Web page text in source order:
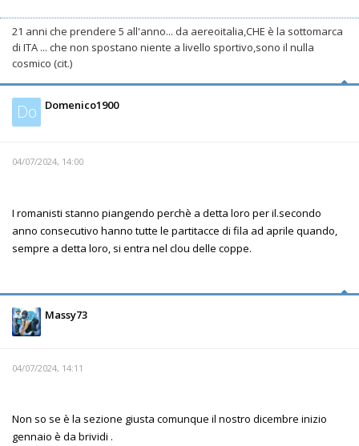
21 anni che prendere 5 all'anno... da aereoitalia,CHE è la sottomarca
di ITA ... che non spostano niente a livello sportivo,sono il nulla
cosmico (cit.)
Do Domenico1900
04/07/2024, 14:00
I romanisti stanno piangendo perchè a detta loro per il.secondo
anno consecutivo hanno tutte le partitacce di fila ad aprile quando,
sempre a detta loro, si entra nel clou delle coppe.
Massy73
04/07/2024, 14:11
Non so se è la sezione giusta comunque il nostro dicembre inizio
gennaio è da brividi .